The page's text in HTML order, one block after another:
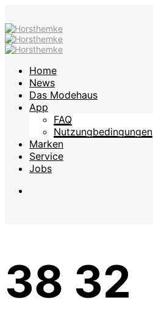
Home
News
Das Modehaus
App
FAQ
Nutzungbedingungen
Marken
Service
Jobs
38 32